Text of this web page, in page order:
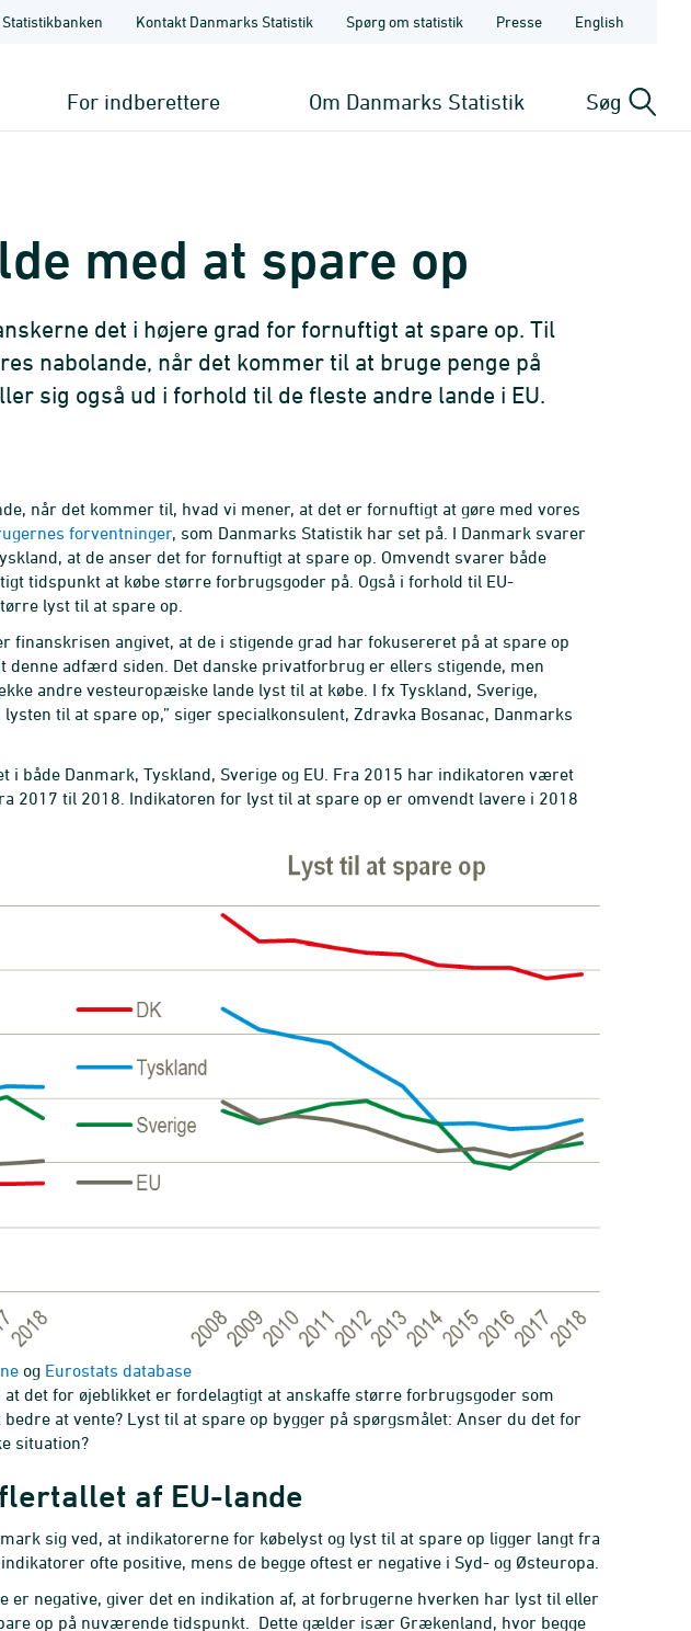
Statistikbanken Kontakt Danmarks Statistik Spørg om statistik Presse English
For indberettere Om Danmarks Statistik Søg
med at spare op
det i højere grad for fornuftigt at spare op. Til
nabolande, når det kommer til at bruge penge på
sig også ud i forhold til de fleste andre lande i EU.
når det kommer til, hvad vi mener, at det er fornuftigt at gøre med vores
forventninger, som Danmarks Statistik har set på. I Danmark svarer
at de anser det for fornuftigt at spare op. Omvendt svarer både
tidspunkt at købe større forbrugsgoder på. Også i forhold til EU-
lyst til at spare op.
angivet, at de i stigende grad har fokusereret på at spare op
adfærd siden. Det danske privatforbrug er ellers stigende, men
andre vesteuropæiske lande lyst til at købe. I fx Tyskland, Sverige,
til at spare op,” siger specialkonsulent, Zdravka Bosanac, Danmarks
både Danmark, Tyskland, Sverige og EU. Fra 2015 har indikatoren været
2017 til 2018. Indikatoren for lyst til at spare op er omvendt lavere i 2018
og Eurostats database
det for øjeblikket er fordelagtigt at anskaffe større forbrugsgoder som
at vente? Lyst til at spare op bygger på spørgsmålet: Anser du det for
situation?
af EU-lande
sig ved, at indikatorerne for købelyst og lyst til at spare op ligger langt fra
ofte positive, mens de begge oftest er negative i Syd- og Østeuropa.
er negative, giver det en indikation af, at forbrugerne hverken har lyst til eller
op på nuværende tidspunkt. Dette gælder især Grækenland, hvor begge